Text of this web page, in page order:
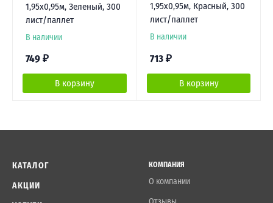
1,95х0,95м, Зеленый, 300
лист/паллет
В наличии
749 ₽
В корзину
1,95х0,95м, Красный, 300
лист/паллет
В наличии
713 ₽
В корзину
КАТАЛОГ
АКЦИИ
КОМПАНИЯ
О компании